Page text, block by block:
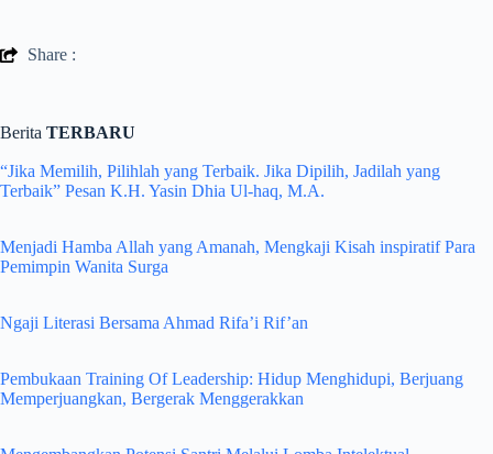
Share :
Berita TERBARU
“Jika Memilih, Pilihlah yang Terbaik. Jika Dipilih, Jadilah yang
Terbaik” Pesan K.H. Yasin Dhia Ul-haq, M.A.
Menjadi Hamba Allah yang Amanah, Mengkaji Kisah inspiratif Para
Pemimpin Wanita Surga
Ngaji Literasi Bersama Ahmad Rifa’i Rif’an
Pembukaan Training Of Leadership: Hidup Menghidupi, Berjuang
Memperjuangkan, Bergerak Menggerakkan